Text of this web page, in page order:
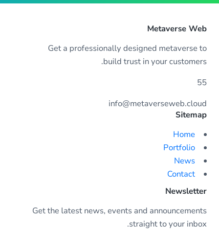
Metaverse Web
Get a professionally designed metaverse to
build trust in your customers.
55
info@metaverseweb.cloud
Sitemap
Home
Portfolio
News
Contact
Newsletter
Get the latest news, events and announcements
straight to your inbox.